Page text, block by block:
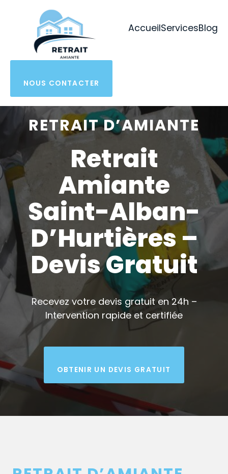
AccueilServicesBlog
NOUS CONTACTER
RETRAIT D’AMIANTE
Retrait
Amiante
Saint-Alban-
D’Hurtières –
Devis Gratuit
Recevez votre devis gratuit en 24h –
Intervention rapide et certifiée
OBTENIR UN DEVIS GRATUIT